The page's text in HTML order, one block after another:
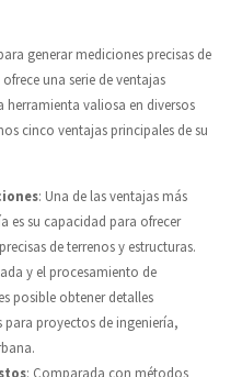
generar mediciones precisas de
una serie de ventajas
herramienta valiosa en diversos
cinco ventajas principales de su
: Una de las ventajas más
es su capacidad para ofrecer
de terrenos y estructuras.
y el procesamiento de
posible obtener detalles
proyectos de ingeniería,
: Comparada con métodos